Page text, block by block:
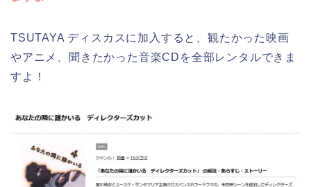
TSUTAYA ディスカスに加入すると、観たかった映画
やアニメ、聞きたかった音楽CDを全部レンタルできま
すよ！